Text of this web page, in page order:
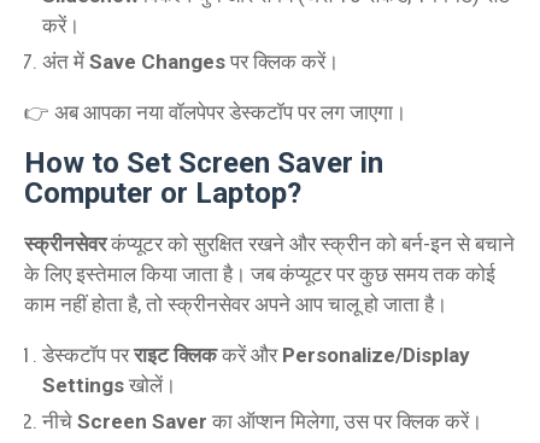
करें।
अंत में Save Changes पर क्लिक करें।
👉 अब आपका नया वॉलपेपर डेस्कटॉप पर लग जाएगा।
How to Set Screen Saver in
Computer or Laptop?
स्क्रीनसेवरकंप्यूटर को सुरक्षित रखने और स्क्रीन को बर्न-इन से बचाने
के लिए इस्तेमाल किया जाता है। जब कंप्यूटर पर कुछ समय तक कोई
काम नहीं होता है, तो स्क्रीनसेवर अपने आप चालू हो जाता है।
डेस्कटॉप परराइट क्लिककरें और Personalize/Display
Settings खोलें।
नीचे Screen Saver का ऑप्शन मिलेगा, उस पर क्लिक करें।